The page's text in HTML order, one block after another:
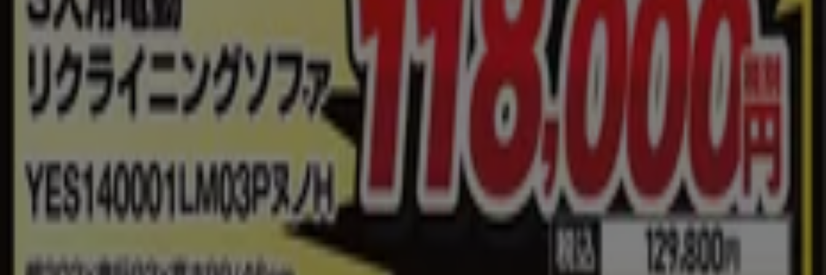
ジョーシン
今月の得選品
8/31 日まで有効新宿区
ジョーシン
9/30 日まで有効
新宿区
-2 日数
ジョーシン
プチプラ便利グッズあります